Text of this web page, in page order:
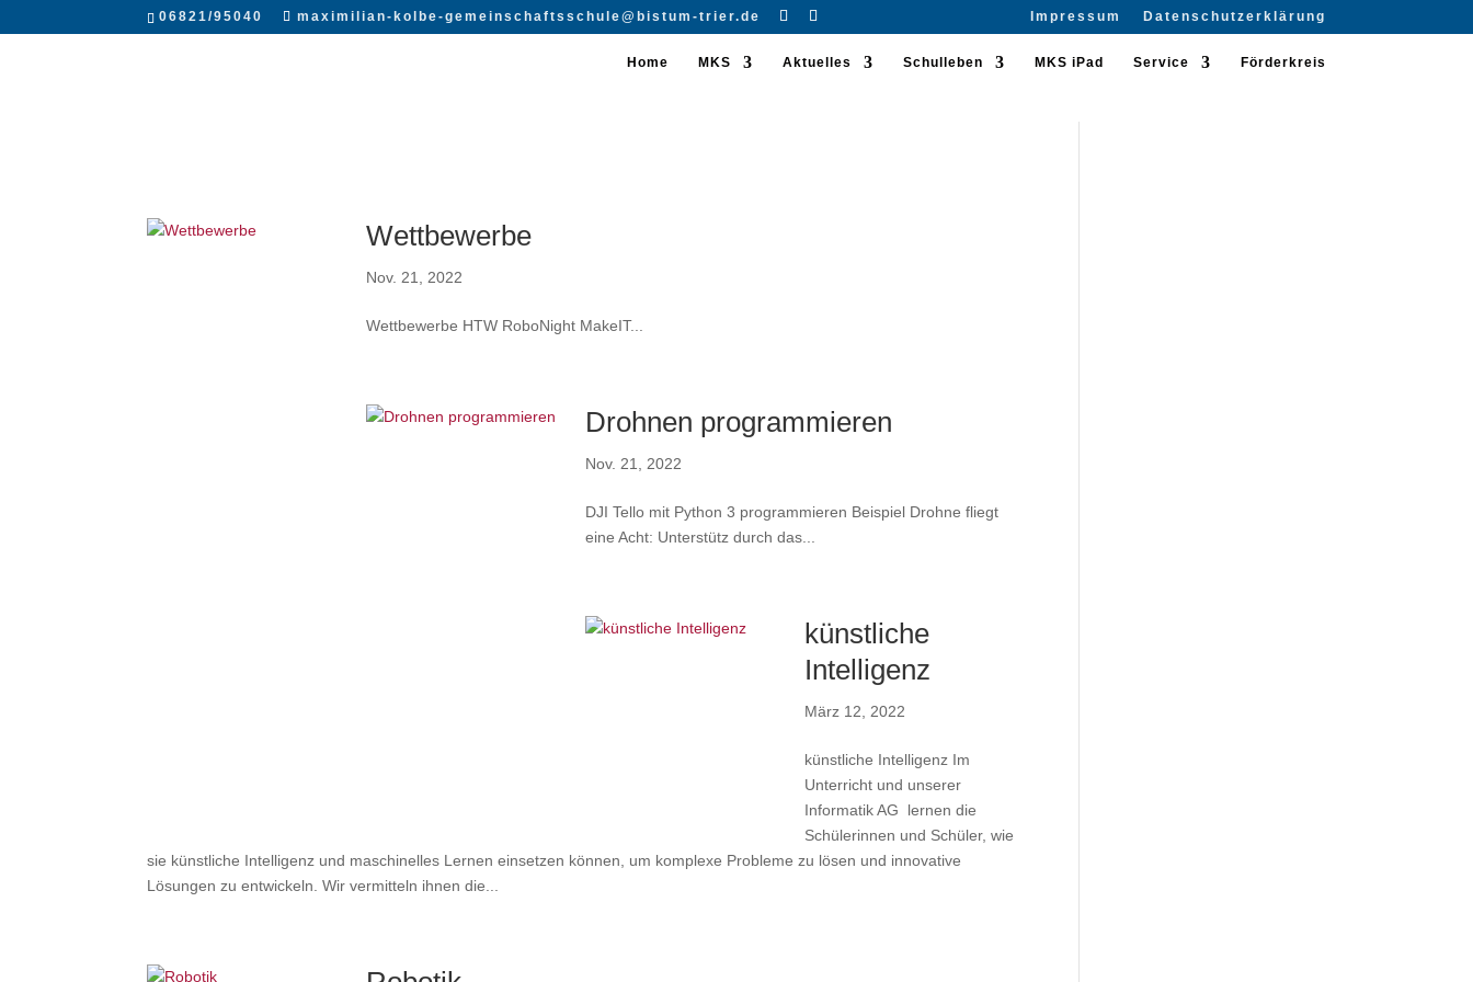
06821/95040 maximilian-kolbe-gemeinschaftsschule@bistum-trier.de Impressum Datenschutzerklärung
Home MKS Aktuelles Schulleben MKS iPad Service Förderkreis
Wettbewerbe
Nov. 21, 2022
Wettbewerbe HTW RoboNight MakeIT...
Drohnen programmieren
Nov. 21, 2022
DJI Tello mit Python 3 programmieren Beispiel Drohne fliegt
eine Acht: Unterstütz durch das...
künstliche
Intelligenz
März 12, 2022
künstliche Intelligenz Im
Unterricht und unserer
Informatik AG lernen die
Schülerinnen und Schüler, wie
sie künstliche Intelligenz und maschinelles Lernen einsetzen können, um komplexe Probleme zu lösen und innovative
Lösungen zu entwickeln. Wir vermitteln ihnen die...